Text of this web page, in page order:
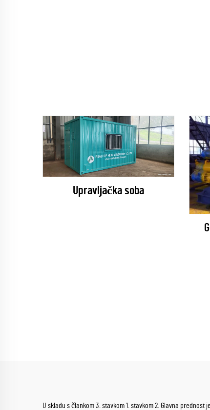
Upravljačka soba
U skladu s člankom 3. stavkom 1. stavkom 2. Glavna